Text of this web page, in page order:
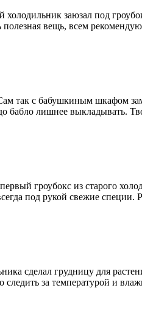
холодильник заюзал под
вещь, всем
так с бабушкиным шкафом
бабло лишнее выкладывать.
гроубокс из старого
под рукой свежие специи.
сделал грудницу для
за температурой и